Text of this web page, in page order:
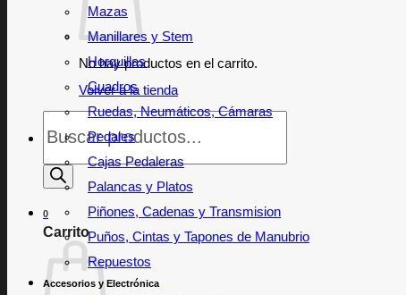
No hay productos en el carrito.
Volver a la tienda
Búsqueda
de
0
Carrito
Mazas
Manillares y Stem
Horquillas
Cuadros
Ruedas, Neumáticos, Cámaras
Pedales
Cajas Pedaleras
Palancas y Platos
Piñones, Cadenas y Transmision
Puños, Cintas y Tapones de Manubrio
Repuestos
Accesorios y Electrónica